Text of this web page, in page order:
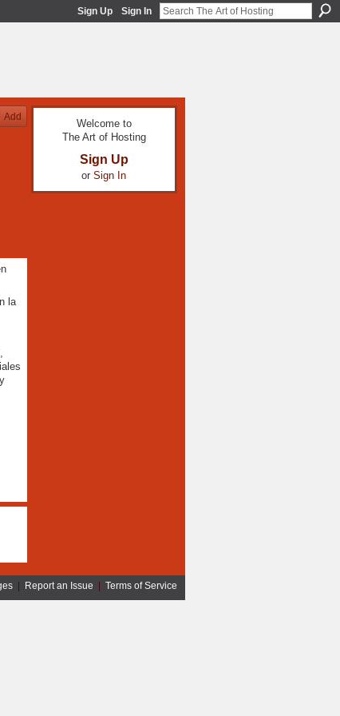
Sign Up Sign In
Add
la
Welcome to
The Art of Hosting
Sign Up
or Sign In
| Report an Issue Terms of Service